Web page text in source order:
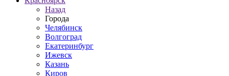
Назад
Города
Челябинск
Волгоград
Екатеринбург
Ижевск
Казань
Киров